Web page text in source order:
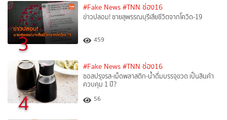
3
#Fake News #TNN ช่อง16
ข่าวปลอม! ชายสุพรรณบุรีเสียชีวิตจากโควิด-19
459
4
#Fake News #TNN ช่อง16
ซอสปรุงรส-เม็ดพลาสติก-น้ำดื่มบรรจุขวด เป็นสินค้า
ควบคุม 1 ปี?
56